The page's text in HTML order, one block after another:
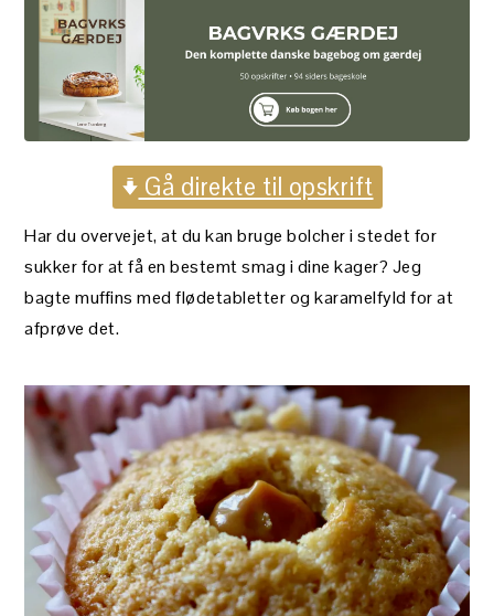
Gå direkte til opskrift
Har du overvejet, at du kan bruge bolcher i stedet for
sukker for at få en bestemt smag i dine kager? Jeg
bagte muffins med flødetabletter og karamelfyld for at
afprøve det.